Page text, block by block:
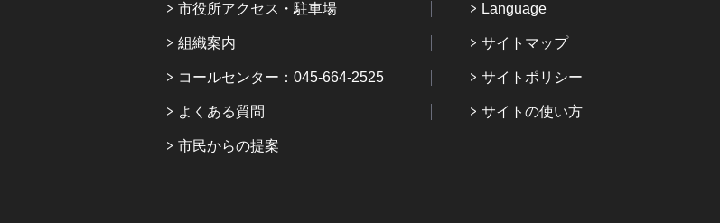
市役所アクセス・駐車場
組織案内
コールセンター：045-664-2525
よくある質問
市民からの提案
Language
サイトマップ
サイトポリシー
サイトの使い方